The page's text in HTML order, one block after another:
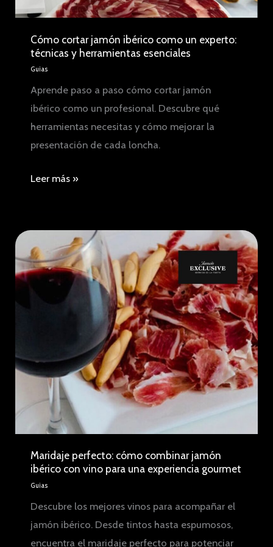
Cómo cortar jamón ibérico como un experto:
técnicas y herramientas esenciales
Guias
Aprende paso a paso cómo cortar jamón
ibérico como un profesional. Descubre qué
herramientas necesitas y cómo mejorar la
presentación de cada loncha.
Cómo
ibérico
como
un
experto:
técnicas
esenciales
Leer más »
Maridaje perfecto: cómo combinar jamón
ibérico con vino para una experiencia gourmet
Guias
Descubre los mejores vinos para acompañar el
jamón ibérico. Desde tintos hasta espumosos,
encuentra el maridaje perfecto para potenciar